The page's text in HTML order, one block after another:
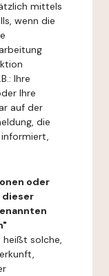
mittels
wenn die
Ihre
Ihre
auf der
die
informiert,
oder
dieser
heißt solche,